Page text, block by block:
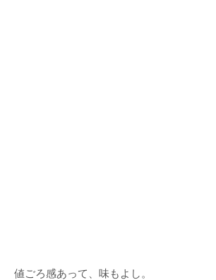
値ごろ感あって、味もよし。